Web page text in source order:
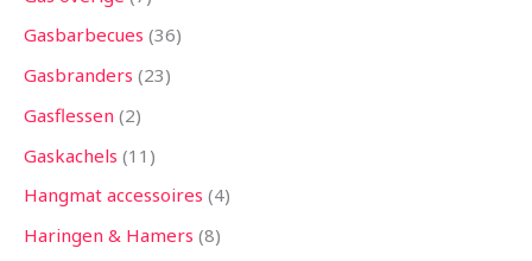
Gasbarbecues 36
Gasbranders 23
Gasflessen 2
Gaskachels 11
Hangmat accessoires 4
Haringen & Hamers 8